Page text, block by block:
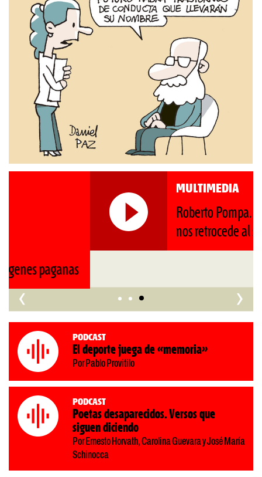
MULTIMEDIA
Roberto Pompa. «La reforma
‹ ›
Podcast
El deporte juega de «memoria»
Por Pablo Provitilo
Podcast
Poetas desaparecidos. Versos que
siguen diciendo
Por Ernesto Horvath, Carolina Guevara y José María
Schinocca